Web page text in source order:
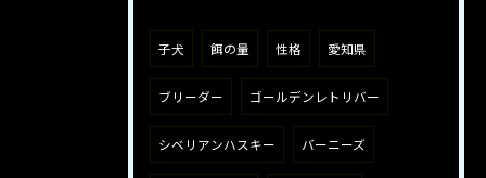
子犬 餌の量 性格 愛知県
ブリーダー ゴールデンレトリバー
シベリアンハスキー バーニーズ